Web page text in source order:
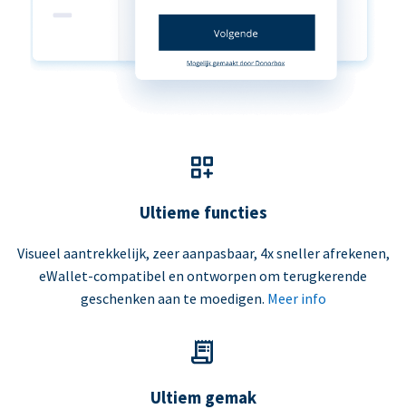
Ultieme functies
Visueel aantrekkelijk, zeer aanpasbaar, 4x sneller afrekenen,
eWallet-compatibel en ontworpen om terugkerende
geschenken aan te moedigen. Meer info
Ultiem gemak